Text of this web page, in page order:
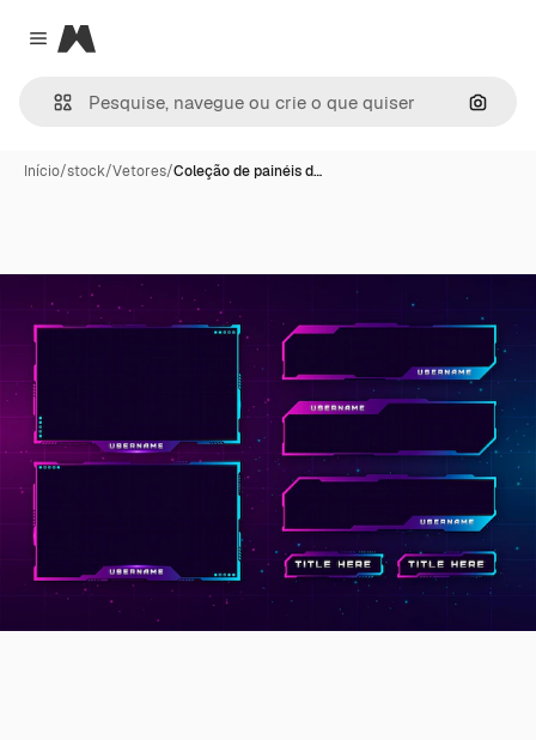
Close menu
Magnific
Início/stock/Vetores/Coleção de painéis d…